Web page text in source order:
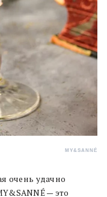
MY&SANNÉ
очень удачно
— это